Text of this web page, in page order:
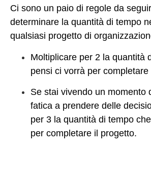
Ci sono un paio di regole da
determinare la quantità di tempo
qualsiasi progetto di
Moltiplicare per 2 la quantità
pensi ci vorrà per
Se stai vivendo un momento
fatica a prendere delle
per 3 la quantità di tempo
per completare il progetto.